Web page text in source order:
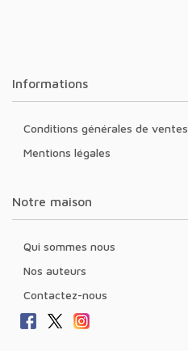
Informations
Conditions générales de ventes
Mentions légales
Notre maison
Qui sommes nous
Nos auteurs
Contactez-nous